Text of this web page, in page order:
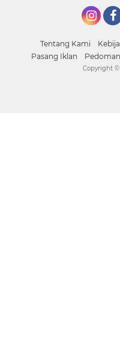
Tentang Kami
Pasang Iklan
Copyright ©